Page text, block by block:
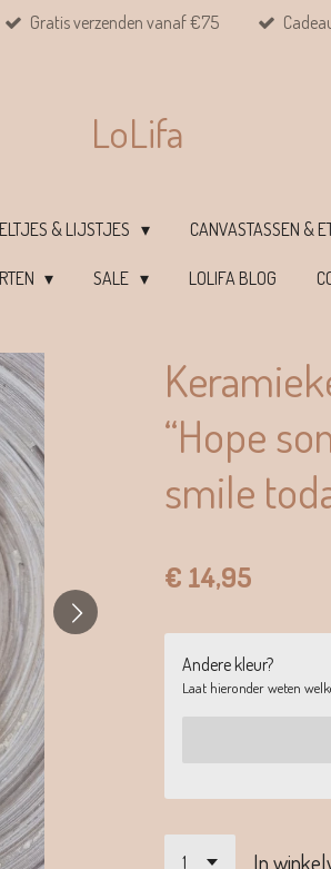
Gratis verzenden vanaf €75
LoLifa
& LIJSTJES CANVASTASSEN &
SALE LOLIFA BLOG
“Hope
smile
€ 14,95
Andere kleur?
Laat hieronder weten
In